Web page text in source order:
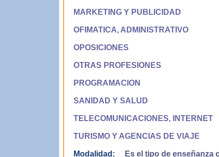
MARKETING Y PUBLICIDAD
OFIMATICA, ADMINISTRATIVO
OPOSICIONES
OTRAS PROFESIONES
PROGRAMACION
SANIDAD Y SALUD
TELECOMUNICACIONES, INTERNET
TURISMO Y AGENCIAS DE VIAJE
Modalidad: Es el tipo de enseñanza